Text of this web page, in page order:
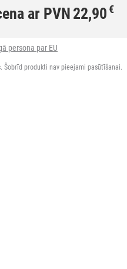
ar PVN 22,90€
persona par EU
Šobrīd produkti nav pieejami pasūtīšanai.